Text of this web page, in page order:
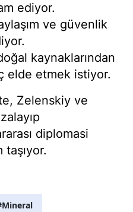
ediyor.
ve güvenlik
kaynaklarından
elde etmek istiyor.
Zelenskiy ve
diplomasi
taşıyor.